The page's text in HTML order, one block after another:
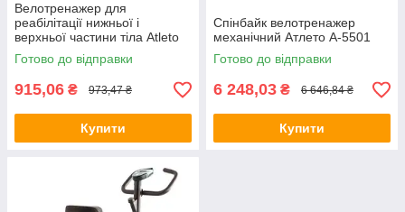
Велотренажер для
реабілітації нижньої і
верхньої частини тіла Atleto
ES-8110
Готово до відправки
915,06 ₴ 973,47 ₴
Купити
Спінбайк велотренажер
механічний Атлето A-5501
Готово до відправки
6 248,03 ₴ 6 646,84 ₴
Купити